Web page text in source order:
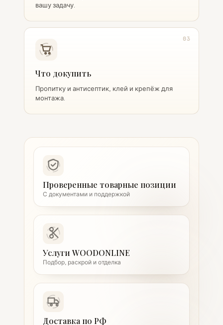
вашу задачу.
03
Что докупить
Пропитку и антисептик, клей и крепёж для
монтажа.
Проверенные товарные позиции
С документами и поддержкой
Услуги WOODONLINE
Подбор, раскрой и отделка
Доставка по РФ